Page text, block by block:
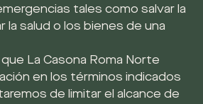
tales como salvar la
la salud o los bienes de una
La Casona Roma Norte
en los términos indicados
de limitar el alcance de